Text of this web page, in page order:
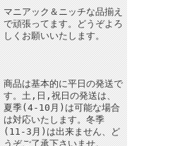
マニアック＆ニッチな品揃え
で頑張ってます。どうぞよろ
しくお願いいたします。
商品は基本的に平日の発送で
す。土,日,祝日の発送は、
夏季(4-10月)は可能な場合
は対応いたします。冬季
(11-3月)は出来ません、ど
うぞご了承下さいませ。